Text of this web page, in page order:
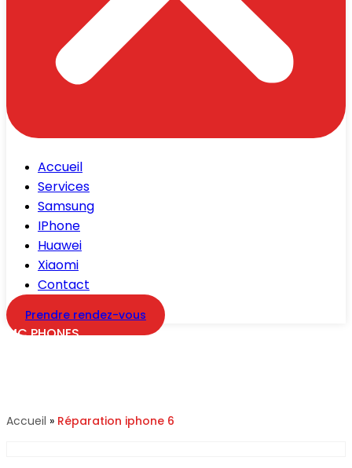
Accueil
Services
Samsung
IPhone
Huawei
Xiaomi
Contact
Prendre rendez-vous
MC PHONES
Accueil » Réparation iphone 6